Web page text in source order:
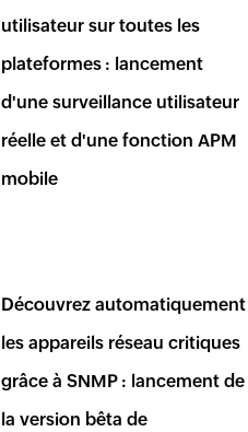
utilisateur sur toutes les
plateformes : lancement
d'une surveillance utilisateur
réelle et d'une fonction APM
mobile
Découvrez automatiquement
les appareils réseau critiques
grâce à SNMP : lancement de
la version bêta de